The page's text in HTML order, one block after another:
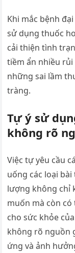
Khi mắc bệnh
sử dụng thuốc
cải thiện tình
tiềm ẩn nhiều rủi
những sai lầm
tràng.
Tự ý sử
không rõ
Việc tự yêu cầu
uống các loại
lượng không chỉ
muốn mà còn
cho sức khỏe
không rõ nguồn
ứng và ảnh